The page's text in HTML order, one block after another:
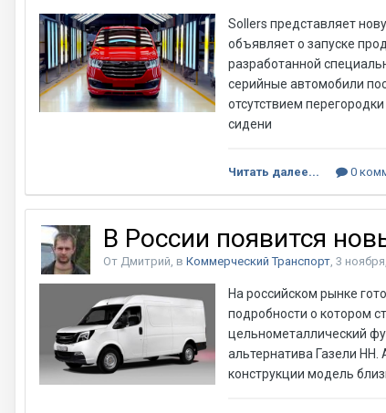
Sollers представляет
объявляет о запуске
разработанной
серийные автомобили
отсутствием
сидени
Читать далее... 0
В России появится
От Дмитрий, в Коммерческий Транспорт, 3
На российском рынке
подробности о котором
цельнометаллический
альтернатива Газели
конструкции модель